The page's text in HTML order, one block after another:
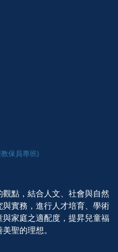
保員專班)
點，結合人文、社會與自然
實務，進行人才培育、學術
家庭之適配度，提昇兒童福
聖的理想。